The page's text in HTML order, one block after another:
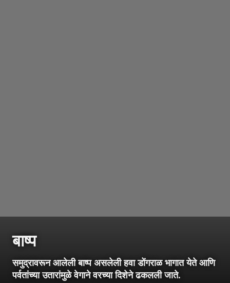
बाष्प
समुद्रावरून आलेली बाष्प असलेली हवा डोंगराळ भागात येते आणि
पर्वतांच्या उतारांमुळे वेगाने वरच्या दिशेने ढकलली जाते.